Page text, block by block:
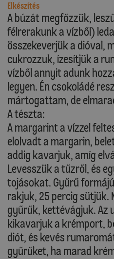
Elkészítés
A búzát megfőzzük,
félrerakunk a vízből)
összekeverjük a dióval,
cukrozzuk, ízesítjük a
vízből annyit adunk
legyen. Én csokoládé
mártogattam, de
A tészta:
A margarint a vízzel
elolvadt a margarin,
addig kavarjuk, amíg
Levesszük a tűzről, és
tojásokat. Gyűrű
rakjuk, 25 percig sütjük.
gyűrűk, kettévágjuk. Az
kikavarjuk a krémport,
diót, és kevés
gyűrűket, ha marad